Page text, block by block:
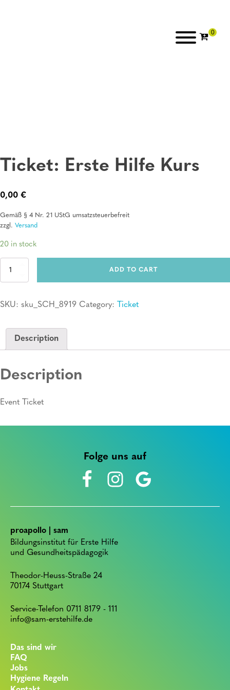
Ticket: Erste Hilfe Kurs
0,00 €
Gemäß § 4 Nr. 21 UStG umsatzsteuerbefreit
zzgl. Versand
20 in stock
Ticket:
quantity
ADD TO CART
SKU: sku_SCH_8919 Category: Ticket
Description
Description
Event Ticket
Folge uns auf
proapollo | sam
Bildungsinstitut für Erste Hilfe
und Gesundheitspädagogik
Theodor-Heuss-Straße 24
70174 Stuttgart
Service-Telefon 0711 8179 - 111
info@sam-erstehilfe.de
Das sind wir
FAQ
Jobs
Hygiene Regeln